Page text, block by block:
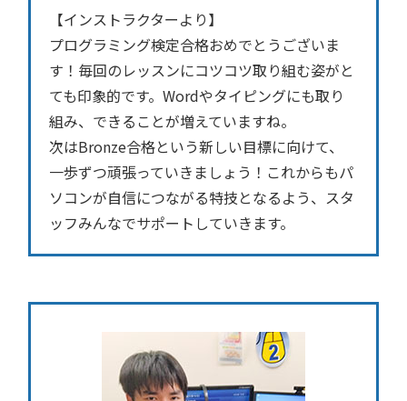
【インストラクターより】
プログラミング検定合格おめでとうございま
す！毎回のレッスンにコツコツ取り組む姿がと
ても印象的です。Wordやタイピングにも取り
組み、できることが増えていますね。
次はBronze合格という新しい目標に向けて、
一歩ずつ頑張っていきましょう！これからもパ
ソコンが自信につながる特技となるよう、スタ
ッフみんなでサポートしていきます。